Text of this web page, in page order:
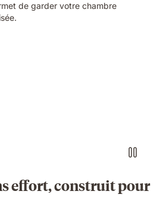
de garder votre chambre
effort, construit pour